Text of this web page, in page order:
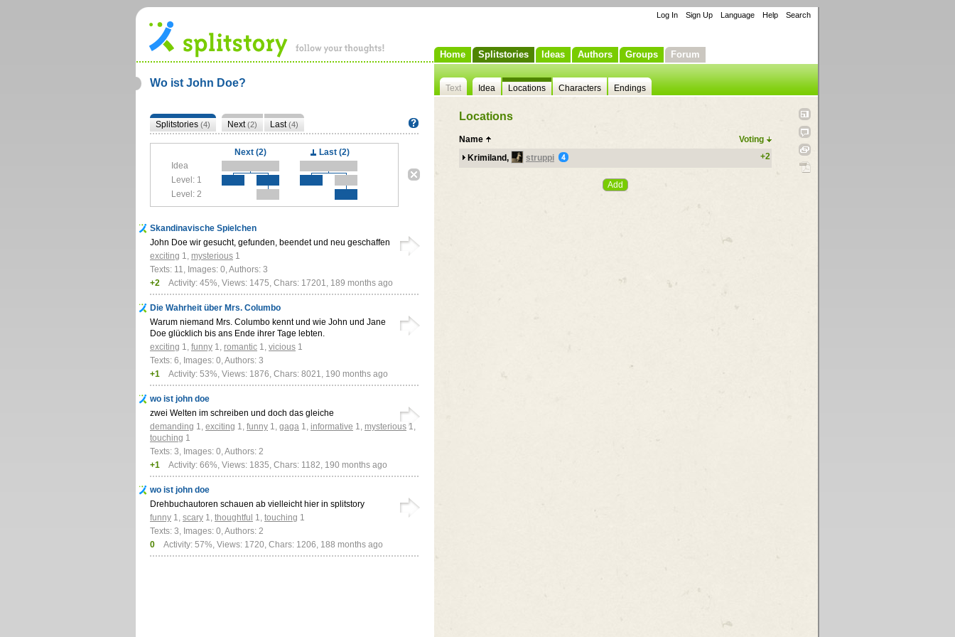
Home Splitstories Ideas Authors Groups Forum
Log In Sign Up Language Help Search
Wo ist John Doe? Text Idea Locations Characters Endings
Locations
Name
Voting
Krimiland,
struppi +2
Splitstories (4) Next(2) Last(4)
Next (2)
Last (2)
Idea
Level: 1
Level: 2
Skandinavische Spielchen
John Doe wir gesucht, gefunden, beendet und neu geschaffen
exciting 1, mysterious 1
Texts: 11, Images: 0, Authors: 3
+2
Activity: 45%, Views: 1475, Chars: 17201, 189 months ago
Die Wahrheit über Mrs. Columbo
Warum niemand Mrs. Columbo kennt und wie John und Jane
Doe glücklich bis ans Ende ihrer Tage lebten.
exciting 1, funny 1, romantic 1, vicious 1
Texts: 6, Images: 0, Authors: 3
+1
Activity: 53%, Views: 1876, Chars: 8021, 190 months ago
wo ist john doe
zwei Welten im schreiben und doch das gleiche
demanding 1, exciting 1, funny 1, gaga 1, informative 1, mysterious 1,
touching 1
Texts: 3, Images: 0, Authors: 2
+1
Activity: 66%, Views: 1835, Chars: 1182, 190 months ago
wo ist john doe
Drehbuchautoren schauen ab vielleicht hier in splitstory
funny 1, scary 1, thoughtful 1, touching 1
Texts: 3, Images: 0, Authors: 2
0
Activity: 57%, Views: 1720, Chars: 1206, 188 months ago